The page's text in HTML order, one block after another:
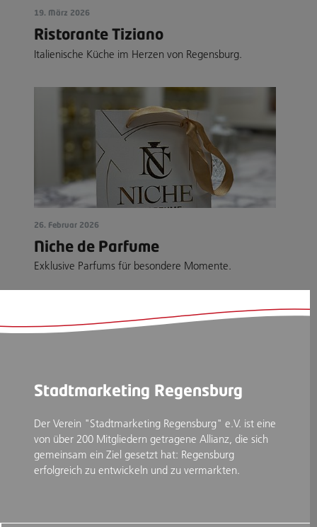
19. März 2026
Ristorante Tiziano
Italienische Küche im Herzen von Regensburg.
26. Februar 2026
Niche de Parfume
Exklusive Parfums für besondere Momente.
Stadtmarketing Regensburg
Der Verein "Stadtmarketing Regensburg" e.V. ist eine
von über 200 Mitgliedern getragene Allianz, die sich
gemeinsam ein Ziel gesetzt hat: Regensburg
erfolgreich zu entwickeln und zu vermarkten.